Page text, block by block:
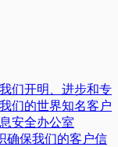
们开明、进步和专
们的世界知名客户
安全办公室
确保我们的客户信